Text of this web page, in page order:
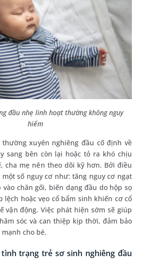
đầu nhẹ linh hoạt thường không nguy
hiểm
xuyên nghiêng đầu cố định về
sang bên còn lại hoặc tỏ ra khó chịu
cha mẹ nên theo dõi kỹ hơn. Bởi điều
số nguy cơ như: tăng nguy cơ ngạt
chăn gối, biến dạng đầu do hộp sọ
lệch hoặc vẹo cổ bẩm sinh khiến cơ cổ
vận động. Việc phát hiện sớm sẽ giúp
sóc và can thiệp kịp thời, đảm bảo
cho bé.
tình trạng trẻ sơ sinh nghiêng đầu